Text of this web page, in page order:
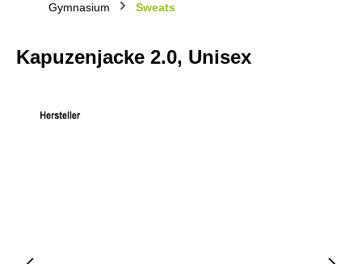
Gymnasium Sweats
Kapuzenjacke 2.0, Unisex